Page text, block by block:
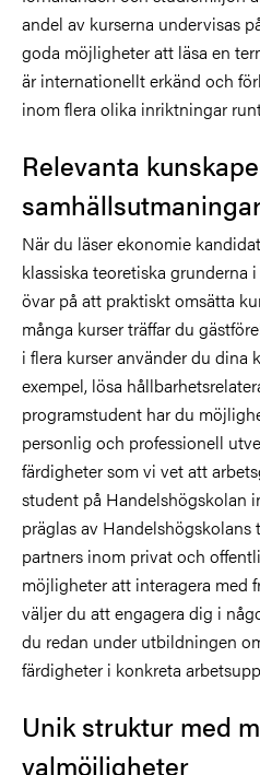
andel av kurserna undervisas
goda möjligheter att läsa en
är internationellt erkänd och
inom flera olika inriktningar
Relevanta
När du läser ekonomie
klassiska teoretiska grunderna
övar på att praktiskt omsätta
många kurser träffar du
i flera kurser använder du dina
exempel, lösa
programstudent har du
personlig och professionell
färdigheter som vi vet att
student på Handelshögskolan
präglas av Handelshögskolans
partners inom privat och
möjligheter att interagera med
väljer du att engagera dig i
du redan under utbildningen
färdigheter i konkreta
Unik struktur med
valmöjligheter